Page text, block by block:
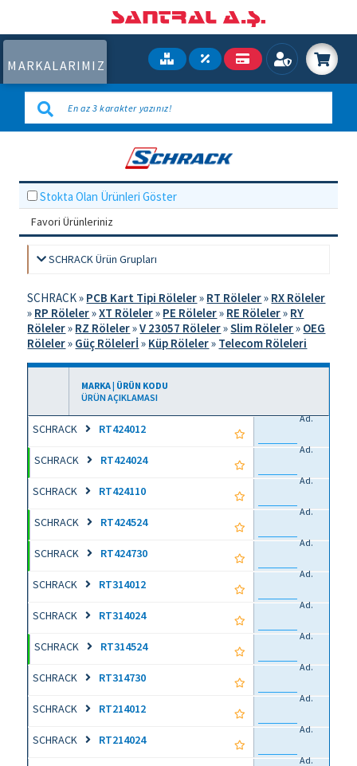
MARKALARIMIZ
Stokta Olan Ürünleri Göster
Favori Ürünleriniz
SCHRACK Ürün Grupları
SCHRACK» PCB Kart Tipi Röleler» RT Röleler» RX Röleler
» RP Röleler»XT Röleler» PE Röleler» RE Röleler» RY
Röleler» RZ Röleler»V 23057 Röleler»Slim Röleler» OEG
Röleler» Güç Rölelerİ» Küp Röleler» Telecom Röleleri
MARKA | ÜRÜN KODU
ÜRÜN AÇIKLAMASI
SCHRACK RT424012
Ad.
SCHRACK RT424024
Ad.
SCHRACK RT424110
Ad.
SCHRACK RT424524
Ad.
SCHRACK RT424730
Ad.
SCHRACK RT314012
Ad.
SCHRACK RT314024
Ad.
SCHRACK RT314524
Ad.
SCHRACK RT314730
Ad.
SCHRACK RT214012
Ad.
SCHRACK RT214024
Ad.
Ad.